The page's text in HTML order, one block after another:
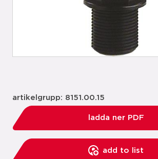
artikelgrupp: 8151.00.15
ladda ner PDF
add to list